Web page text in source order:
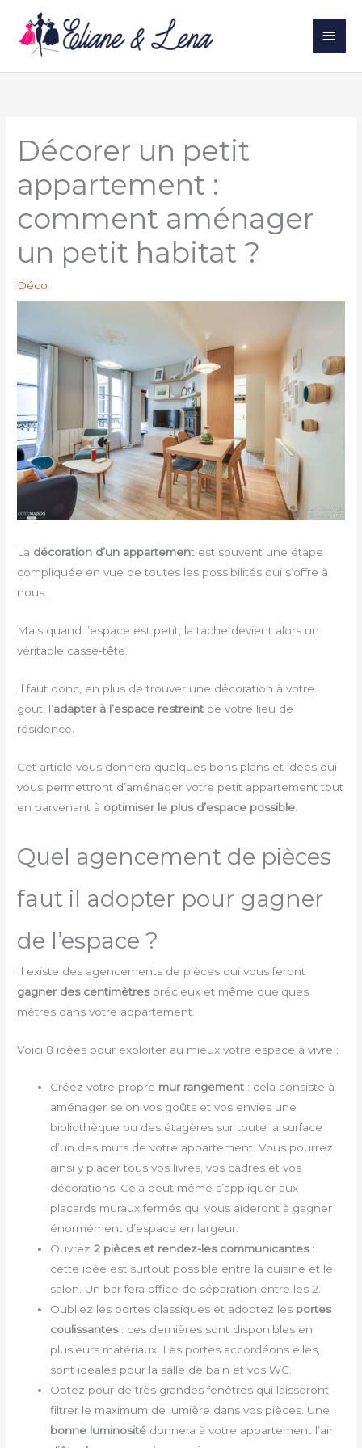
contenu
Décorer un petit
appartement :
comment aménager
un petit habitat ?
Déco
La décoration d’un appartement est souvent une étape
compliquée en vue de toutes les possibilités qui s’offre à
nous.
Mais quand l’espace est petit, la tache devient alors un
véritable casse-tête.
Il faut donc, en plus de trouver une décoration à votre
gout, l’adapter à l’espace restreint de votre lieu de
résidence.
Cet article vous donnera quelques bons plans et idées qui
vous permettront d’aménager votre petit appartement tout
en parvenant à optimiser le plus d’espace possible.
Quel agencement de pièces
faut il adopter pour gagner
de l’espace ?
Il existe des agencements de pièces qui vous feront
gagner des centimètres précieux et même quelques
mètres dans votre appartement.
Voici 8 idées pour exploiter au mieux votre espace à vivre :
Créez votre propre mur rangement : cela consiste à
aménager selon vos goûts et vos envies une
bibliothèque ou des étagères sur toute la surface
d’un des murs de votre appartement. Vous pourrez
ainsi y placer tous vos livres, vos cadres et vos
décorations. Cela peut même s’appliquer aux
placards muraux fermés qui vous aideront à gagner
énormément d’espace en largeur.
Ouvrez 2 pièces et rendez-les communicantes :
cette idée est surtout possible entre la cuisine et le
salon. Un bar fera office de séparation entre les 2.
Oubliez les portes classiques et adoptez les portes
coulissantes : ces dernières sont disponibles en
plusieurs matériaux. Les portes accordéons elles,
sont idéales pour la salle de bain et vos WC.
Optez pour de très grandes fenêtres qui laisseront
filtrer le maximum de lumière dans vos pièces. Une
bonne luminosité donnera à votre appartement l’air